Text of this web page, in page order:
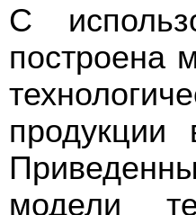
С
построена
продукции
модели